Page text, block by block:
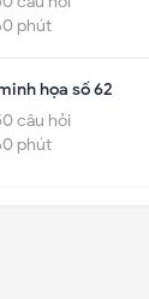
phút
họa số 62
câu hỏi
phút